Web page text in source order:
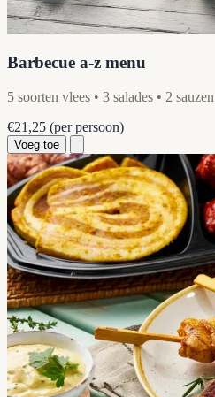
Barbecue a-z menu
5 soorten vlees • 3 salades • 2 sauzen
€21,25 (per persoon)
Voeg toe